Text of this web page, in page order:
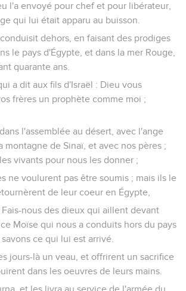
l'a envoyé pour chef et pour libérateur,
qui lui était apparu au buisson.
dehors, en faisant des prodiges
le pays d'Égypte, et dans la mer Rouge,
quarante ans.
a dit aux fils d'Israël : Dieu vous
frères un prophète comme moi ;
l'assemblée au désert, avec l'ange
montagne de Sinaï, et avec nos pères ;
vivants pour nous les donner ;
ne voulurent pas être soumis ; mais ils le
de leur coeur en Égypte,
Fais-nous des dieux qui aillent devant
Moïse qui nous a conduits hors du pays
ce qui lui est arrivé.
jours-là un veau, et offrirent un sacrifice
dans les oeuvres de leurs mains.
et les livra au service de l'armée du